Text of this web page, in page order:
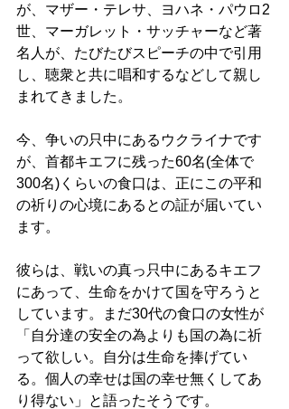
が、マザー・テレサ、ヨハネ・パウロ2
世、マーガレット・サッチャーなど著
名人が、たびたびスピーチの中で引用
し、聴衆と共に唱和するなどして親し
まれてきました。
今、争いの只中にあるウクライナです
が、首都キエフに残った60名(全体で
300名)くらいの食口は、正にこの平和
の祈りの心境にあるとの証が届いてい
ます。
彼らは、戦いの真っ只中にあるキエフ
にあって、生命をかけて国を守ろうと
しています。まだ30代の食口の女性が
「自分達の安全の為よりも国の為に祈
って欲しい。自分は生命を捧げてい
る。個人の幸せは国の幸せ無くしてあ
り得ない」と語ったそうです。